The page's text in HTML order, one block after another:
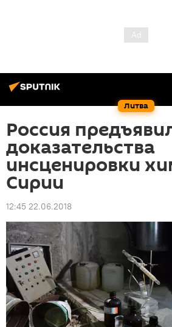
Литва
Россия
доказательства
инсценировки
Сирии
12:45 22.06.2018